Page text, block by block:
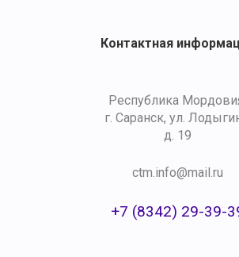
Контактная
Республика
г. Саранск, ул.
д. 19
ctm.info@mail.ru
+7 (8342) 29-39-